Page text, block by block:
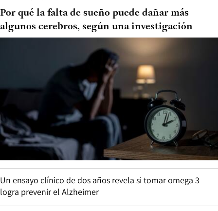
Por qué la falta de sueño puede dañar más
algunos cerebros, según una investigación
Un ensayo clínico de dos años revela si tomar omega 3
logra prevenir el Alzheimer